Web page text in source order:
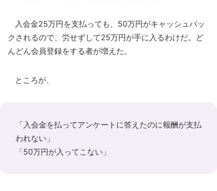
入会金25万円を支払っても、50万円がキャッシュバッ
クされるので、労せずして25万円が手に入るわけだ。ど
んどん会員登録をする者が増えた。
ところが、
「入会金を払ってアンケートに答えたのに報酬が支払
われない」
「50万円が入ってこない」